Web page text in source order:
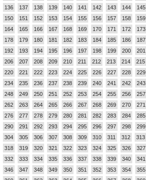
136
137 138 139 140 141 142 143 144 145
150
151 152 153 154 155 156 157 158 159
164
165 166 167 168 169 170 171 172 173
178
179 180 181 182 183 184 185 186 187
192
193 194 195 196 197 198 199 200 201
206
207 208 209 210 211 212 213 214 215
220
221 222 223 224 225 226 227 228 229
234
235 236 237 238 239 240 241 242 243
248
249 250 251 252 253 254 255 256 257
262
263 264 265 266 267 268 269 270 271
276
277 278 279 280 281 282 283 284 285
290
291 292 293 294 295 296 297 298 299
304
305 306 307 308 309 310 311 312 313
318
319 320 321 322 323 324 325 326 327
332
333 334 335 336 337 338 339 340 341
346
347 348 349 350 351 352 353 354 355